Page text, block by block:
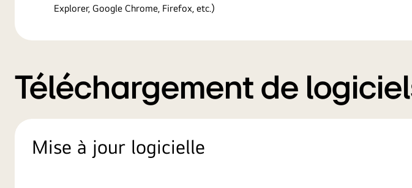
Explorer, Google Chrome, Firefox, etc.)
Téléchargement de
Mise à jour logicielle